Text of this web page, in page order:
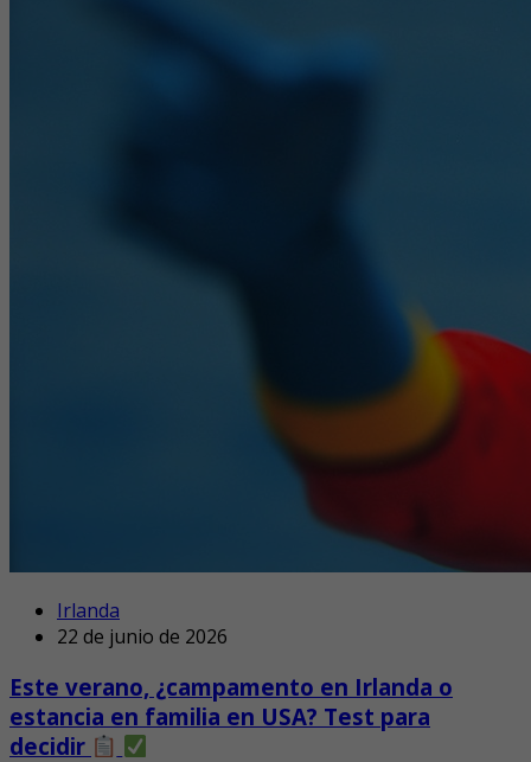
Irlanda
22 de junio de 2026
Este verano, ¿campamento en Irlanda o
estancia en familia en USA? Test para
decidir